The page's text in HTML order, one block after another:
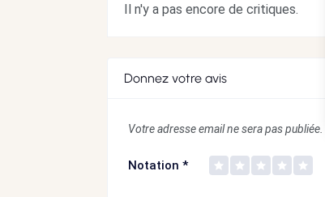
Il n'y a pas encore de critiques.
Donnez votre avis
Votre adresse email ne sera pas publiée.
Notation *